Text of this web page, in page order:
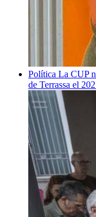
Política La CUP
de Terrassa el